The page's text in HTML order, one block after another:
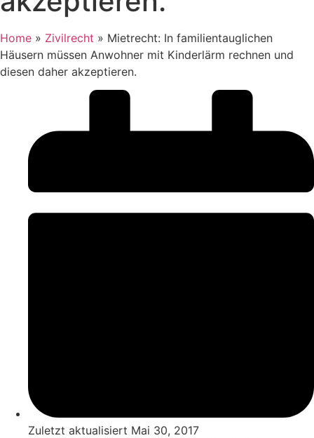
Home » Zivilrecht » Mietrecht: In familientauglichen
Häusern müssen Anwohner mit Kinderlärm rechnen und
diesen daher akzeptieren.
Zuletzt aktualisiert Mai 30, 2017